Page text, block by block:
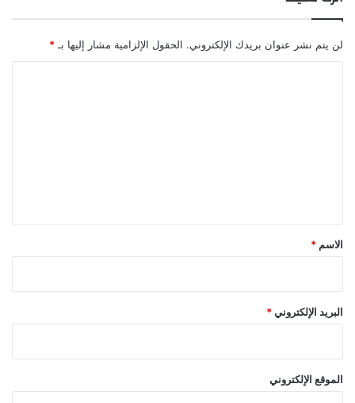
لن يتم نشر عنوان بريدك الإلكتروني. الحقول الإلزامية مشار إليها بـ *
*
الاسم *
البريد الإلكتروني *
الموقع الإلكتروني